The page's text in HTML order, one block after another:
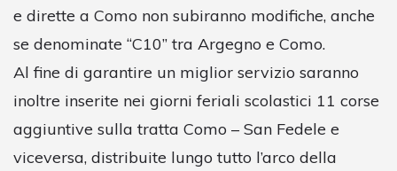
e dirette a Como non subiranno modifiche, anche
se denominate “C10” tra Argegno e Como.
Al fine di garantire un miglior servizio saranno
inoltre inserite nei giorni feriali scolastici 11 corse
aggiuntive sulla tratta Como – San Fedele e
viceversa, distribuite lungo tutto l’arco della